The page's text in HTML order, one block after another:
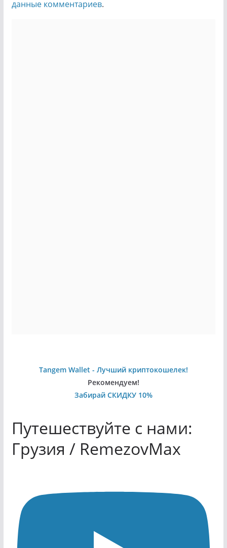
данные комментариев.
Tangem Wallet - Лучший криптокошелек!
Рекомендуем!
Забирай СКИДКУ 10%
Путешествуйте с нами:
Грузия / RemezovMax